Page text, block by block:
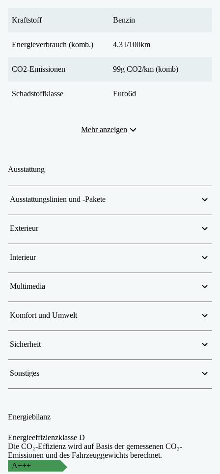
Kraftstoff Benzin
Energieverbrauch (komb.) 4.3 l/100km
CO2-Emissionen 99g CO2/km (komb)
Schadstoffklasse Euro6d
Mehr anzeigen
Ausstattung
Ausstattungslinien und -Pakete
Exterieur
Interieur
Multimedia
Komfort und Umwelt
Sicherheit
Sonstiges
Energiebilanz
A+++
Energieeffizienzklasse D
Die CO₂-Effizienz wird auf Basis der gemessenen CO₂-
Emissionen und des Fahrzeuggewichts berechnet.